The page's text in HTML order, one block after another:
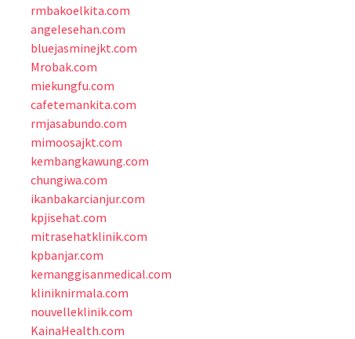
rmbakoelkita.com
angelesehan.com
bluejasminejkt.com
Mrobak.com
miekungfu.com
cafetemankita.com
rmjasabundo.com
mimoosajkt.com
kembangkawung.com
chungiwa.com
ikanbakarcianjur.com
kpjisehat.com
mitrasehatklinik.com
kpbanjar.com
kemanggisanmedical.com
kliniknirmala.com
nouvelleklinik.com
KainaHealth.com